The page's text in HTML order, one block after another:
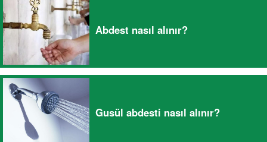
Abdest nasıl alınır?
Gusül abdesti nasıl alınır?